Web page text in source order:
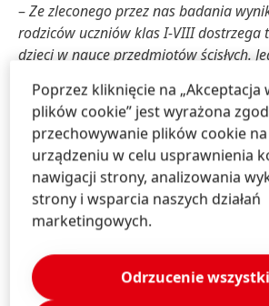
–Ze zleconego przez nas badania
rodziców uczniów klas I-VIII dostrzega
dzieci w nauce przedmiotów ścisłych.
przyszłych karier zawodowych ich
wskazują, że szkoły często oferują zbyt
praktycznych, co może zniechęcać
przedmiotów. Program „Świat
wychodzi naprzeciw temu wyzwaniu,
ścisłe mogą być nie tylko zrozumiałe,
ekscytujące.– mówi Dorota
Działu Komunikacji Korporacyjnej
ds. odpowiedzialności społecznej,
programu Świat Młodych Badaczy
Poprzez kliknięcie na „Akceptacja
plików cookie” jest wyrażona
przechowywanie plików cookie
urządzeniu w celu usprawnienia
nawigacji strony, analizowania
strony i wsparcia naszych działań
marketingowych.
Odrzucenie